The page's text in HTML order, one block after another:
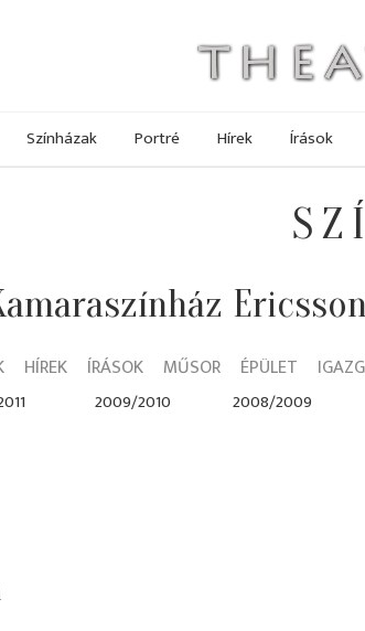
Színházak Portré Hírek Írások
HÍREK ÍRÁSOK MŰSOR ÉPÜLET
2009/2010 2008/2009